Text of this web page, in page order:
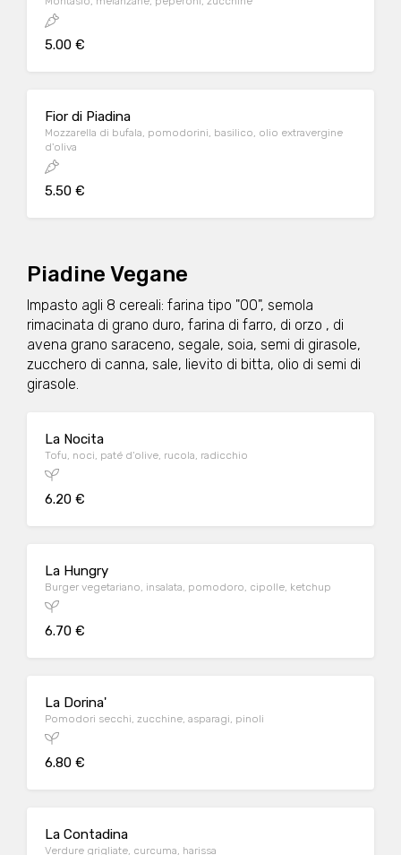
5.00 €
Fior di Piadina
Mozzarella di bufala, pomodorini, basilico, olio extravergine
d'oliva
5.50 €
Piadine Vegane
Impasto agli 8 cereali: farina tipo "00", semola
rimacinata di grano duro, farina di farro, di orzo , di
avena grano saraceno, segale, soia, semi di girasole,
zucchero di canna, sale, lievito di bitta, olio di semi di
girasole.
La Nocita
Tofu, noci, paté d'olive, rucola, radicchio
6.20 €
La Hungry
Burger vegetariano, insalata, pomodoro, cipolle, ketchup
6.70 €
La Dorina'
Pomodori secchi, zucchine, asparagi, pinoli
6.80 €
La Contadina
Verdure grigliate, curcuma, harissa